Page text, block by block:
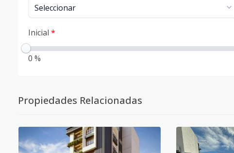
Inicial *
0 %
Propiedades Relacionadas